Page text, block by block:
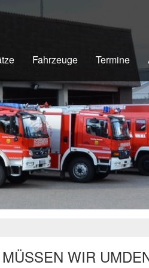
Fahrzeuge Termine
WIR